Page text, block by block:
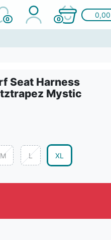
0 0
Seat Harness
Mystic
M L XL